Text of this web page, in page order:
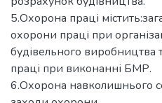
5.Охорона праці
охорони праці при
будівельного виробництва
праці при виконанні БМР.
6.Охорона навколишнього